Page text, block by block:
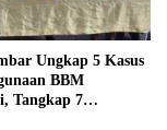
Ungkap 5 Kasus
BBM
Tangkap 7